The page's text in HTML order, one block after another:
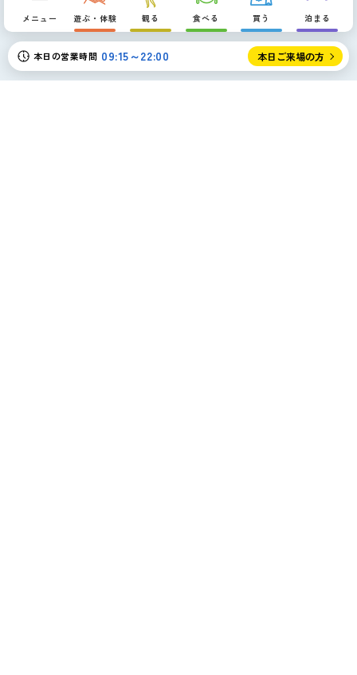
メニュー 遊ぶ・体験 観る 食べる 買う 泊まる
本日の営業時間 09:15～22:00 本日ご来場の方